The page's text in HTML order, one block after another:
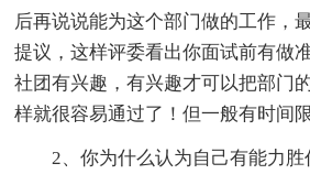
后再说说能为这个部门做的工作，
提议，这样评委看出你面试前有做
社团有兴趣，有兴趣才可以把部门
样就很容易通过了！但一般有时间
2、你为什么认为自己有能力胜